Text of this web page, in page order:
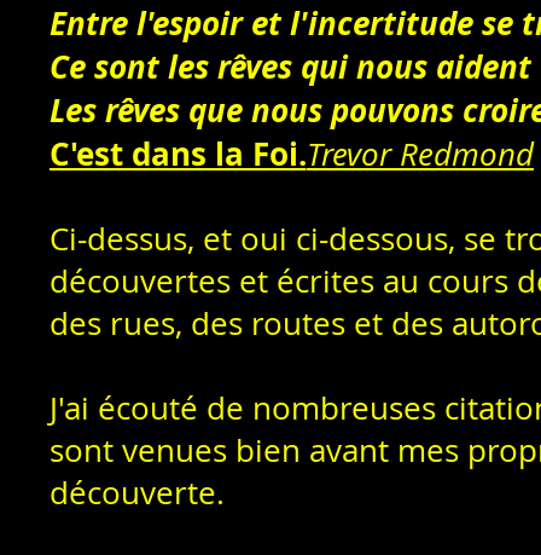
Entre l'espoir et l'incertitude se
Ce sont les rêves qui nous
Les rêves que nous pouvons
C'est dans la Foi.Trevor Redmond
Ci-dessus, et oui ci-dessous, se
découvertes et écrites au cours
des rues, des routes et des
J'ai écouté de nombreuses
sont venues bien avant mes
découverte.